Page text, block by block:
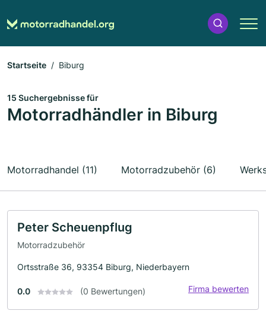
Startseite Biburg
15 Suchergebnisse für
Motorradhändler in Biburg
Motorradhandel (11) Motorradzubehör (6)
Peter Scheuenpflug
Motorradzubehör
Ortsstraße 36, 93354 Biburg, Niederbayern
0.0 (0 Bewertungen) Firma bewerten